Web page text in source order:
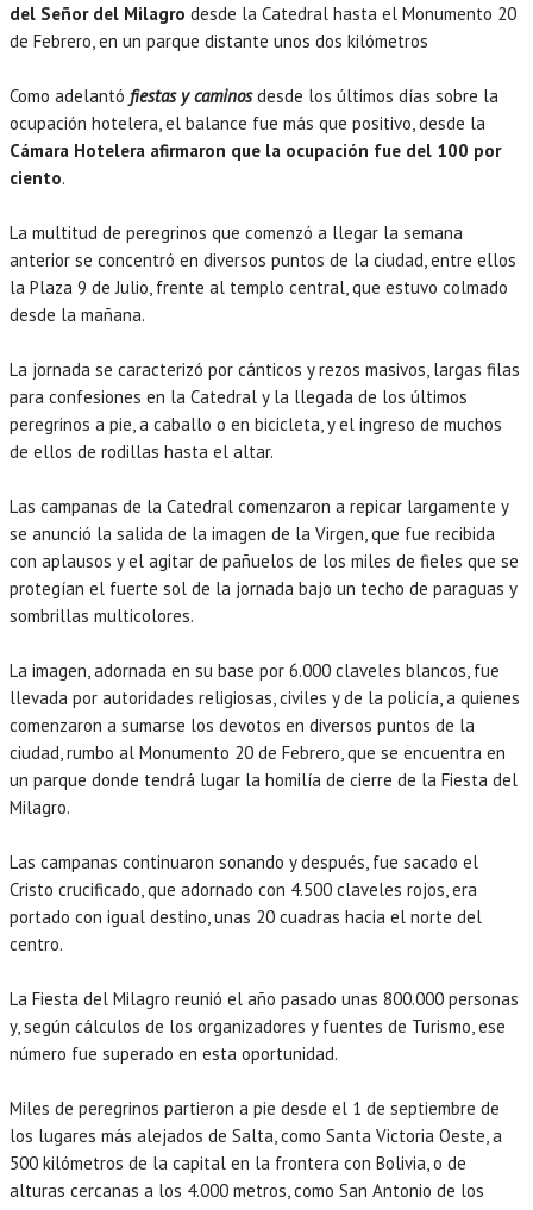
del Señor del Milagro desde la Catedral hasta el Monumento 20
de Febrero, en un parque distante unos dos kilómetros
Como adelantó fiestas y caminos desde los últimos días sobre la
ocupación hotelera, el balance fue más que positivo, desde la
Cámara Hotelera afirmaron que la ocupación fue del 100 por
ciento.
La multitud de peregrinos que comenzó a llegar la semana
anterior se concentró en diversos puntos de la ciudad, entre ellos
la Plaza 9 de Julio, frente al templo central, que estuvo colmado
desde la mañana.
La jornada se caracterizó por cánticos y rezos masivos, largas filas
para confesiones en la Catedral y la llegada de los últimos
peregrinos a pie, a caballo o en bicicleta, y el ingreso de muchos
de ellos de rodillas hasta el altar.
Las campanas de la Catedral comenzaron a repicar largamente y
se anunció la salida de la imagen de la Virgen, que fue recibida
con aplausos y el agitar de pañuelos de los miles de fieles que se
protegían el fuerte sol de la jornada bajo un techo de paraguas y
sombrillas multicolores.
La imagen, adornada en su base por 6.000 claveles blancos, fue
llevada por autoridades religiosas, civiles y de la policía, a quienes
comenzaron a sumarse los devotos en diversos puntos de la
ciudad, rumbo al Monumento 20 de Febrero, que se encuentra en
un parque donde tendrá lugar la homilía de cierre de la Fiesta del
Milagro.
Las campanas continuaron sonando y después, fue sacado el
Cristo crucificado, que adornado con 4.500 claveles rojos, era
portado con igual destino, unas 20 cuadras hacia el norte del
centro.
La Fiesta del Milagro reunió el año pasado unas 800.000 personas
y, según cálculos de los organizadores y fuentes de Turismo, ese
número fue superado en esta oportunidad.
Miles de peregrinos partieron a pie desde el 1 de septiembre de
los lugares más alejados de Salta, como Santa Victoria Oeste, a
500 kilómetros de la capital en la frontera con Bolivia, o de
alturas cercanas a los 4.000 metros, como San Antonio de los